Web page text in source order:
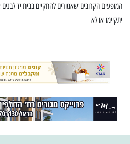
המופעים הקרובים שאמורים להתקיים בבית יד
יתקיימו או לא